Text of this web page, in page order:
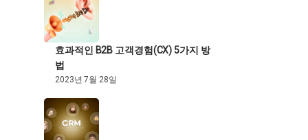
효과적인 B2B 고객경험(CX) 5가지 방
법
2023년 7월 28일